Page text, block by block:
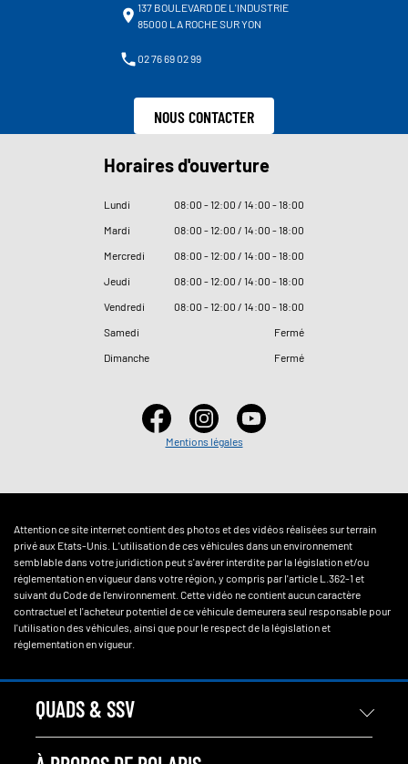
137 BOULEVARD DE L'INDUSTRIE
85000 LA ROCHE SUR YON
02 76 69 02 99
NOUS CONTACTER
Horaires d'ouverture
Lundi 08:00 - 12:00 / 14:00 - 18:00
Mardi
08:00 - 12:00 / 14:00 - 18:00
Mercredi
08:00 - 12:00 / 14:00 - 18:00
Jeudi
08:00 - 12:00 / 14:00 - 18:00
Vendredi
08:00 - 12:00 / 14:00 - 18:00
Samedi
Fermé
Dimanche
Fermé
Mentions légales
Attention ce site internet contient des photos et des vidéos réalisées sur terrain
privé aux Etats-Unis. L'utilisation de ces véhicules dans un environnement
semblable dans votre juridiction peut s'avérer interdite par la législation et/ou
réglementation en vigueur dans votre région, y compris par l'article L.362-1 et
suivant du Code de l'environnement. Cette vidéo ne contient aucun caractère
contractuel et l'acheteur potentiel de ce véhicule demeurera seul responsable pour
l'utilisation des véhicules, ainsi que pour le respect de la législation et
réglementation en vigueur.
QUADS & SSV